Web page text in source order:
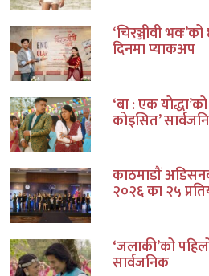
‘चिरञ्जीवी
दिनमा प्याकअप
‘बा : एक
कोइसित’
काठमाडौं
२०२६ का २५
‘जलाकी’को
सार्वजनिक